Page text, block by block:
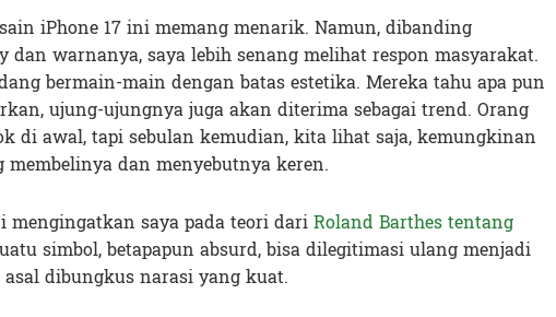
iPhone 17 ini memang menarik. Namun, dibanding
dan warnanya, saya lebih senang melihat respon masyarakat.
bermain-main dengan batas estetika. Mereka tahu apa pun
ujung-ujungnya juga akan diterima sebagai trend. Orang
di awal, tapi sebulan kemudian, kita lihat saja, kemungkinan
dan menyebutnya keren.
mengingatkan saya pada teori dariRoland Barthes tentang
simbol, betapapun absurd, bisa dilegitimasi ulang menjadi
dibungkus narasi yang kuat.